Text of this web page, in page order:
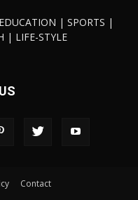
| SPORTS |
| LIFE-STYLE
Contact